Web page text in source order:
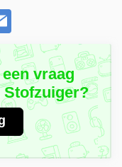
vraag
Stofzuiger?